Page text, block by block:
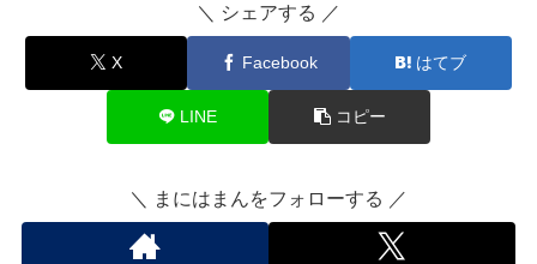
＼ シェアする ／
X Facebook はてブ
LINE コピー
＼ まにはまんをフォローする ／